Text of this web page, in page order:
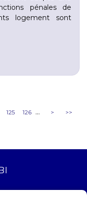
pénales de
logement sont
125 126 ... > >>